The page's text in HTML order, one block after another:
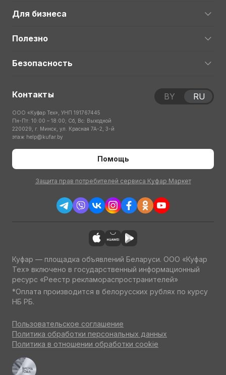
Для бизнеса
Полезно
Безопасность
Контакты
ООО «Куфар Тех», УНП 191767445
Пн-Пт: 10:00 – 18:00; Сб, Вс: Выходной
220029, г. Минск, ул. Красная 7А-2, 3-й
этаж help@kufar.by
Помощь
Защита прав потребителей сервиса Куфар Маркет
BY RU
Куфар — площадка объявлений Беларуси. ООО «Куфар
Тех» включено в государственный информационный
ресурс «Реестр рекламораспространителей»
*Оплата производится в белорусских рублях по курсу
НБ РБ.
Пользовательское соглашение
Политика обработки персональных данных
Политика в отношении обработки cookie